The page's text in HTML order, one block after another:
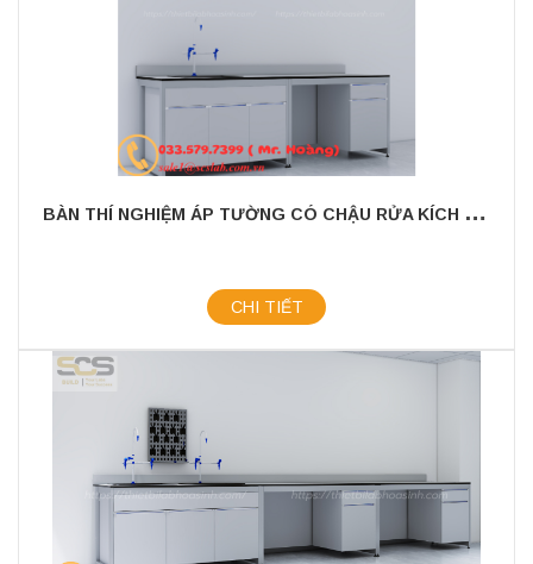
B
ÀN THÍ NGHIỆM ÁP TƯỜNG CÓ CHẬU RỬA KÍCH THƯỚC 2400X750X800MM
CHI TIẾT